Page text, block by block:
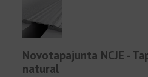
Novotapajunta NCJE -
natural